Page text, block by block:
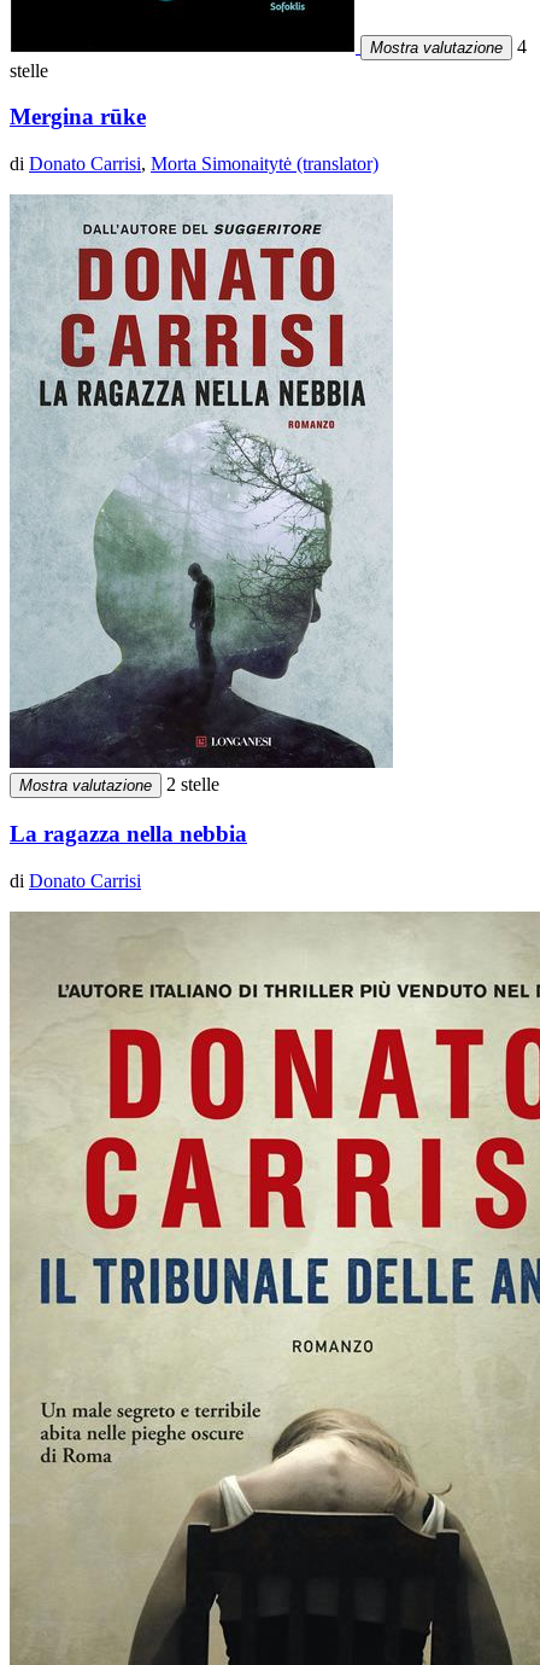
Mostra valutazione
4
stelle
Mergina rūke
di Donato Carrisi, Morta Simonaitytė (translator)
Mostra valutazione 2 stelle
La ragazza nella nebbia
di Donato Carrisi